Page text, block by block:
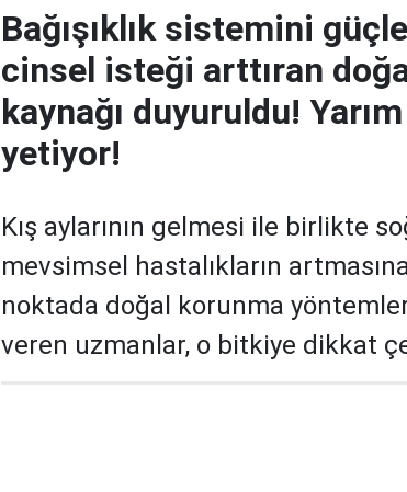
Bağışıklık sistemini
cinsel isteği arttıran
kaynağı duyuruldu!
yetiyor!
Kış aylarının gelmesi ile birlikte
mevsimsel hastalıkların
noktada doğal korunma
veren uzmanlar, o bitkiye dikkat